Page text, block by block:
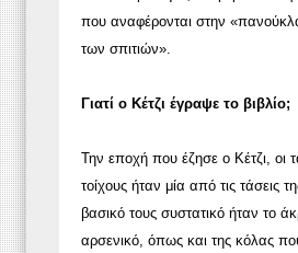
που αναφέρονται στην
των σπιτιών».
Γιατί ο Κέτζι έγραψε το βιβλίο;
Την εποχή που έζησε ο Κέτζι, οι
τοίχους ήταν μία από τις τάσεις
βασικό τους συστατικό ήταν το
αρσενικό, όπως και της κόλας